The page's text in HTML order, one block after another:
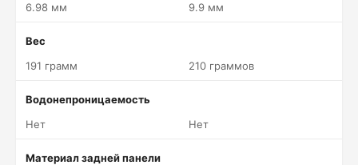
6.98 мм
9.9 мм
Вес
191 грамм
210 граммов
Водонепроницаемость
Нет
Нет
Материал задней панели